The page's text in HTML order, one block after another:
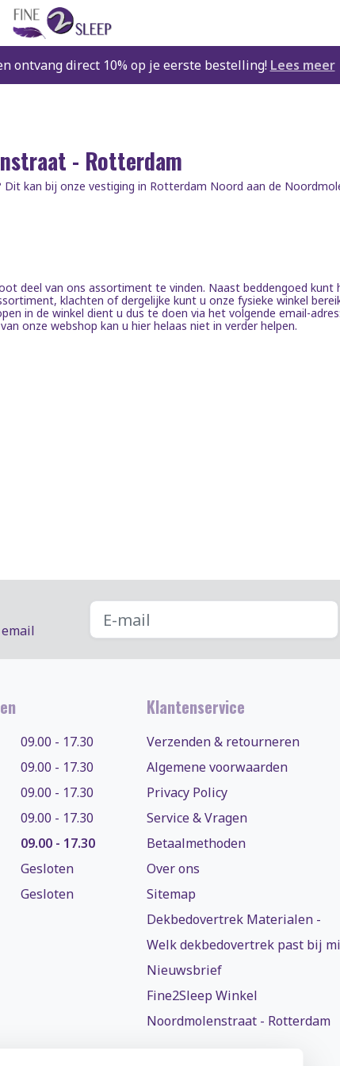
ontvang direct 10% op je eerste bestelling! Lees meer
- Rotterdam
Dit kan bij onze vestiging in Rotterdam Noord aan de
deel van ons assortiment te vinden. Naast beddengoed
klachten of dergelijke kunt u onze fysieke winkel
in de winkel dient u dus te doen via het volgende email-adres:
onze webshop kan u hier helaas niet in verder helpen.
09.00 - 17.30
09.00 - 17.30
09.00 - 17.30
09.00 - 17.30
09.00 - 17.30
Gesloten
Gesloten
Klantenservice
Verzenden & retourneren
Algemene voorwaarden
Privacy Policy
Service & Vragen
Betaalmethoden
Over ons
Sitemap
Dekbedovertrek Materialen -
Welk dekbedovertrek past bij
Nieuwsbrief
Fine2Sleep Winkel
Noordmolenstraat - Rotterdam